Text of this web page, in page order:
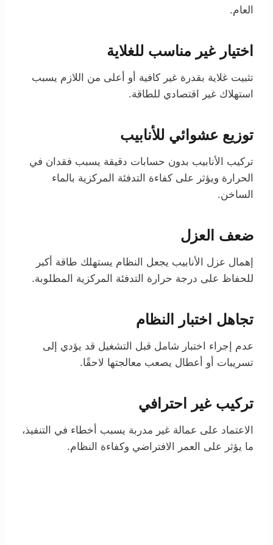
العام.
اختيار غير مناسب للغلاية
تثبيت غلاية بقدرة غير كافية أو أعلى من اللازم يسبب
استهلاك غير اقتصادي للطاقة.
توزيع عشوائي للأنابيب
تركيب الأنابيب بدون حسابات دقيقة يسبب فقدان في
الحرارة ويؤثر على كفاءة التدفئة المركزية بالماء
الساخن.
ضعف العزل
إهمال عزل الأنابيب يجعل النظام يستهلك طاقة أكبر
للحفاظ على درجة حرارة التدفئة المركزية المطلوبة.
تجاهل اختبار النظام
عدم إجراء اختبار شامل قبل التشغيل قد يؤدي إلى
تسريبات أو أعطال يصعب معالجتها لاحقًا.
تركيب غير احترافي
الاعتماد على عمالة غير مدربة يسبب أخطاء في التنفيذ،
ما يؤثر على العمر الافتراضي وكفاءة النظام.